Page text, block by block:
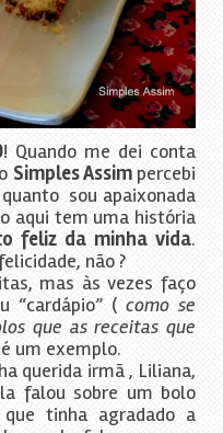
! Quando me dei conta
Simples Assimpercebi
sou apaixonada
aqui tem uma história
feliz da minha vida.
não ?
mas às vezes faço
“cardápio” ( como se
que as receitas que
um exemplo.
querida irmã , Liliana,
falou sobre um bolo
tinha agradado a